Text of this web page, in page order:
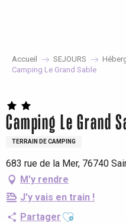
Accueil SEJOURS
Camping Le Grand Sable
Camping Le Grand
TERRAIN DE CAMPING
683 rue de la Mer, 76740
M'y rendre
J'y vais en train !
Partager Ajouter aux